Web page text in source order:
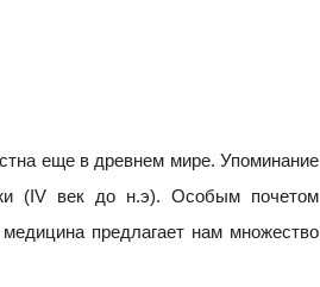
еще в древнем мире. Упоминание
(IV век до н.э). Особым почетом
предлагает нам множество